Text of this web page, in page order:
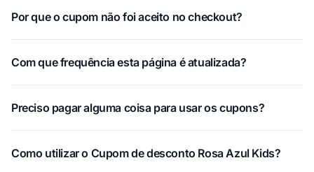
Por que o cupom não foi aceito no checkout?
Com que frequência esta página é atualizada?
Preciso pagar alguma coisa para usar os cupons?
Como utilizar o Cupom de desconto Rosa Azul Kids?